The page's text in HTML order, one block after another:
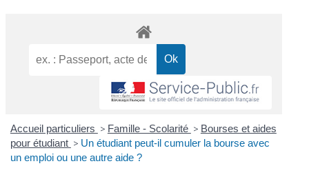
Accueil particuliers > Famille - Scolarité > Bourses et aides
pour étudiant > Un étudiant peut-il cumuler la bourse avec
un emploi ou une autre aide ?